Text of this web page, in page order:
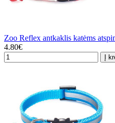
Zoo Reflex antkaklis katėms
4.80€
Į